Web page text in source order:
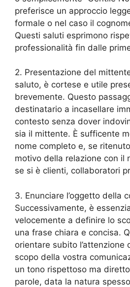
preferisce un approccio
formale o nel caso il
Questi saluti esprimono
professionalità fin dalle
2. Presentazione del
saluto, è cortese e utile
brevemente. Questo
destinatario a incasellare
contesto senza dover
sia il mittente. È sufficente
nome completo e, se
motivo della relazione con il
se si è clienti, collaboratori
3. Enunciare l’oggetto della
Successivamente, è
velocemente a definire lo
una frase chiara e concisa.
orientare subito l’attenzione
scopo della vostra
un tono rispettoso ma
parole, data la natura